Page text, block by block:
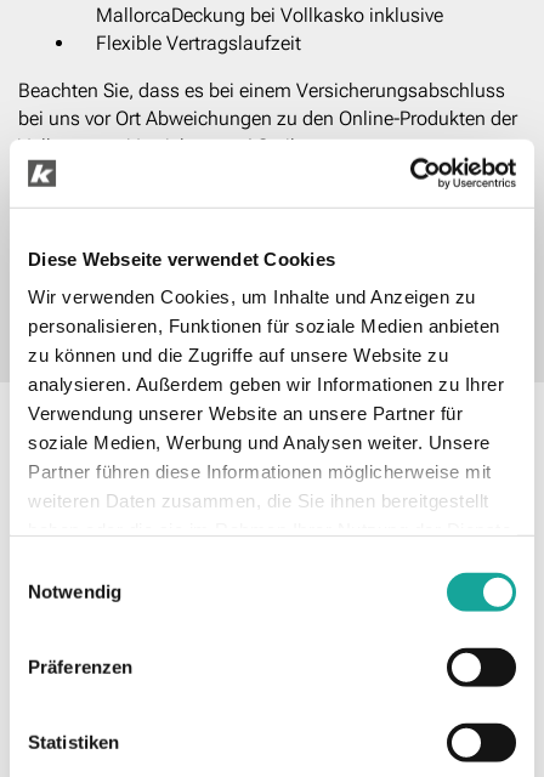
Diese Webseite verwendet Cookies
Wir verwenden Cookies, um Inhalte und Anzeigen zu
personalisieren, Funktionen für soziale Medien anbieten
zu können und die Zugriffe auf unsere Website zu
analysieren. Außerdem geben wir Informationen zu Ihrer
Verwendung unserer Website an unsere Partner für
soziale Medien, Werbung und Analysen weiter. Unsere
Partner führen diese Informationen möglicherweise mit
weiteren Daten zusammen, die Sie ihnen bereitgestellt
Notwendig
Präferenzen
Statistiken
MallorcaDeckung bei Vollkasko inklusive
Flexible Vertragslaufzeit
Beachten Sie, dass es bei einem Versicherungsabschluss
bei uns vor Ort Abweichungen zu den Online-Produkten der
Volkswagen Versicherung AG gibt.
*Versicherungsleistungen (bei Finanzierung und Barkauf)
Str. 57, 38112 Braunschweig, erbracht. Ausgenommen sind
Personenbeförderungswagen.
DIE VORTEILE DER KFZ-
VERSICHERUNG*
Genießen Sie einen umfangreichen
Fahrzeugschutz dank der Kfz-Versicherung
Individuell abschließbar:
Wählen Sie aus
verschiedenen Zusatzbausteinen und erhalten Sie
wünschen.